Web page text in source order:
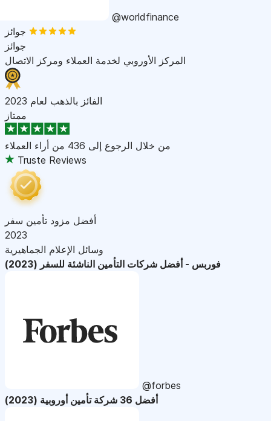
@worldfinance
جوائز
المركز الأوروبي لخدمة العملاء ومركز الاتصال
الفائز بالذهب لعام 2023
ممتاز
من خلال الرجوع إلى 436 من أراء العملاء
Truste Reviews
أفضل مزود تأمين سفر
2023
وسائل الإعلام الجماهيرية
فوربس - أفضل شركات التأمين الناشئة للسفر (2023)
@forbes
أفضل 36 شركة تأمين أوروبية (2023)